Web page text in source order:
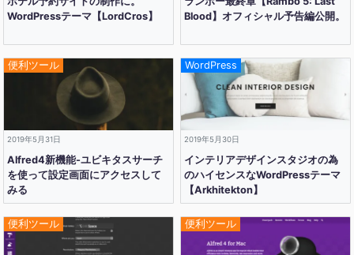
WordPressテーマ【LordCros】
Blood】オフィシャル予告編公開。
便利ツール
2019年5月31日
Alfred4新機能-ユビキタスサーチ
を使って設定画面にアクセスして
みる
WordPress
2019年5月30日
インテリアデザインスタジオの為
のハイセンスなWordPressテーマ
【Arkhitekton】
便利ツール 便利ツール